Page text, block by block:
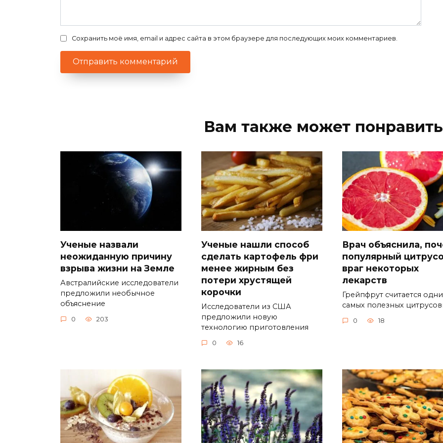
Сохранить моё имя, email и адрес сайта в этом браузере для последующих моих комментариев.
Вам также может
Ученые назвали
неожиданную причину
взрыва жизни на Земле
Австралийские исследователи
предложили необычное
объяснение
0 203
Ученые нашли способ
сделать картофель фри
менее жирным без
потери хрустящей
корочки
Исследователи из США
предложили новую
технологию приготовления
0 16
Врач объяснила,
популярный
враг некоторых
лекарств
Грейпфрут считается
самых полезных
0 18